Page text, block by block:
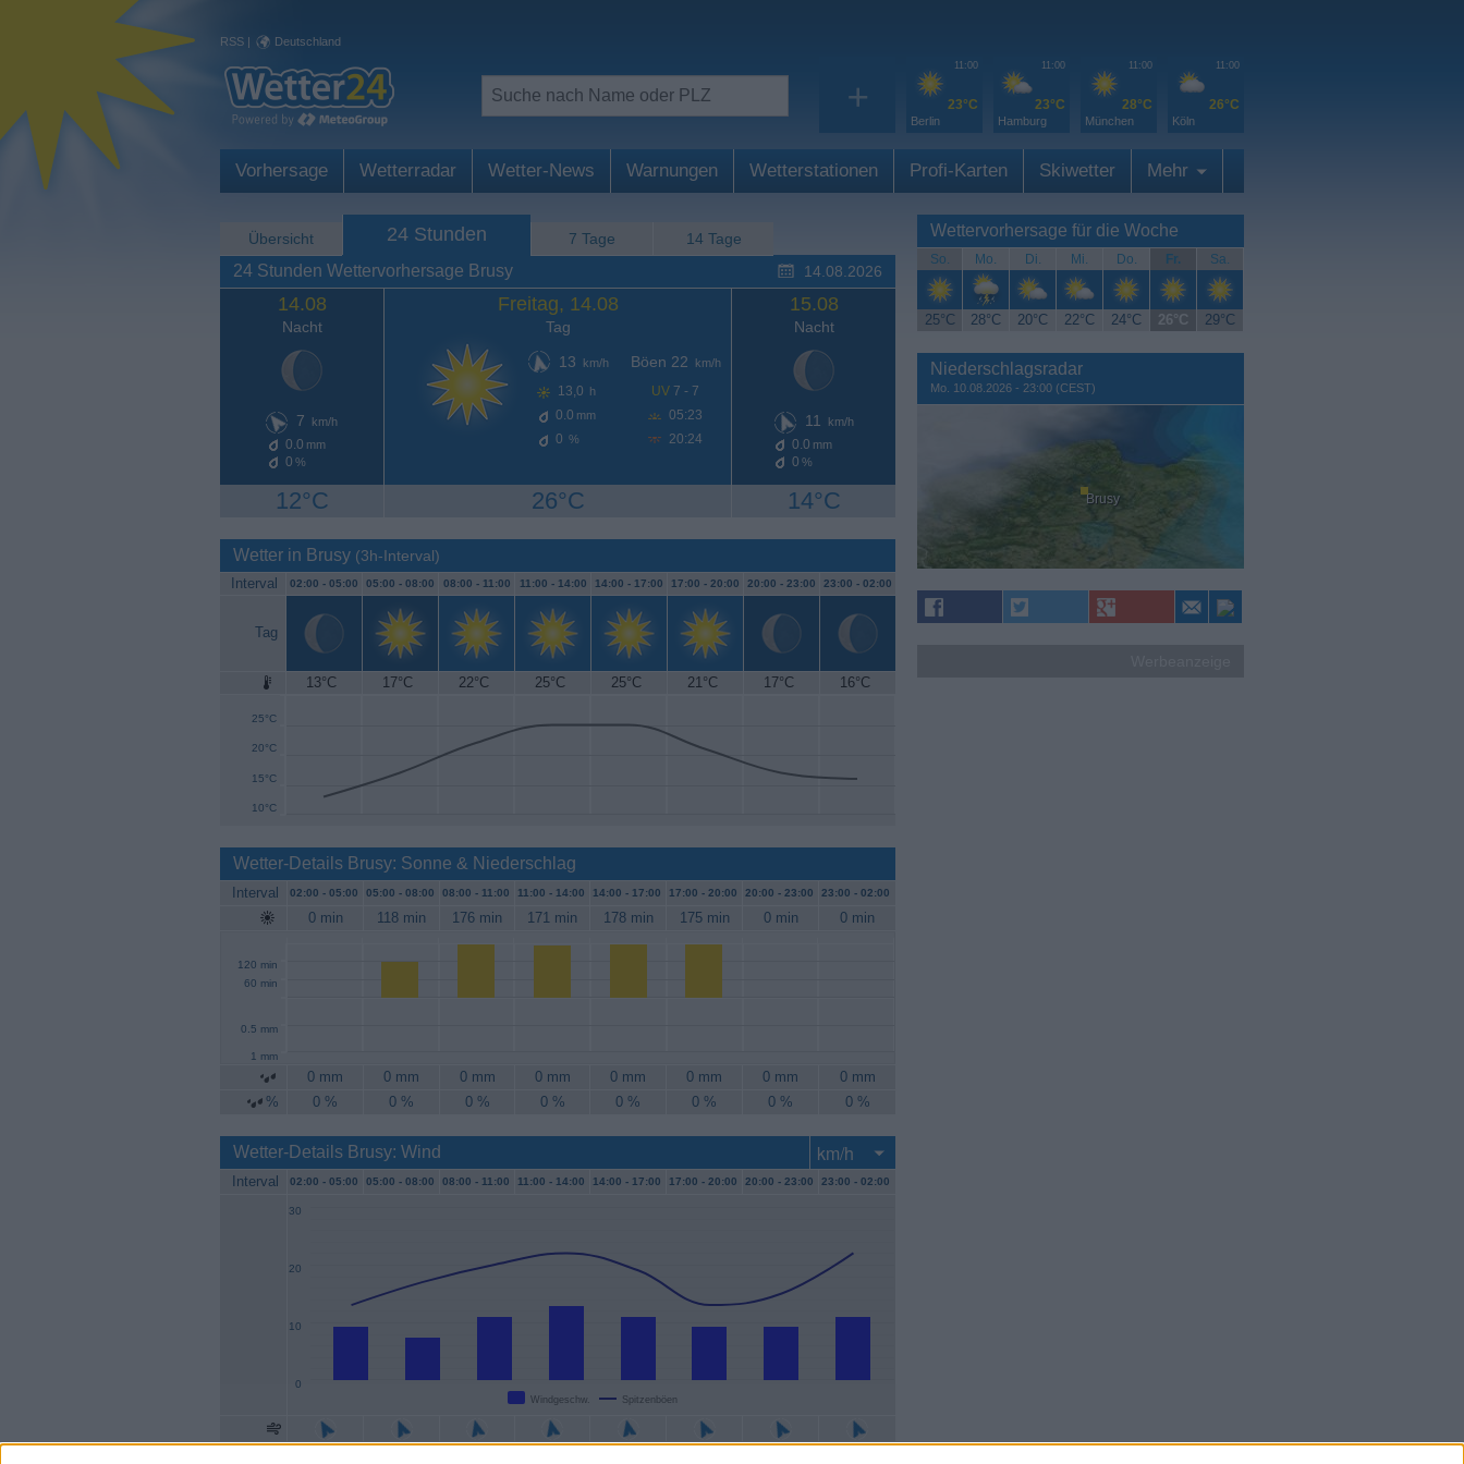
RSS | Deutschland
+
11:00
23°C
Berlin
11:00
23°C
Hamburg
11:00
28°C
München
11:00
26°C
Köln
Vorhersage Wetterradar Wetter-News Warnungen Wetterstationen Profi-Karten Skiwetter Mehr
Übersicht 24 Stunden 7 Tage 14 Tage
24 Stunden Wettervorhersage Brusy 14.08.2026
14.08
Nacht
7 km/h
0.0 mm
0 %
12°C
Freitag, 14.08
Tag
13
km/h
13,0 h
0.0 mm
0 %
Böen 22 km/h
UV 7 - 7
05:23
20:24
26°C
15.08
Nacht
11 km/h
0.0 mm
0 %
14°C
Wetter in Brusy (3h-Interval)
Interval 02:00 - 05:00 05:00 - 08:00 08:00 - 11:00 11:00 - 14:00 14:00 - 17:00 17:00 - 20:00 20:00 - 23:00 23:00 - 02:00
Tag
13°C 17°C 22°C 25°C 25°C 21°C 17°C 16°C
10°C
15°C
20°C
25°C
30°C
Wetter-Details Brusy: Sonne & Niederschlag
Interval 02:00 - 05:00 05:00 - 08:00 08:00 - 11:00 11:00 - 14:00 14:00 - 17:00 17:00 - 20:00 20:00 - 23:00 23:00 - 02:00
0 min 118 min 176 min 171 min 178 min 175 min 0 min 0 min
60 min
120 min
0.5 mm
1 mm
0 mm 0 mm 0 mm 0 mm 0 mm 0 mm 0 mm
0 mm
%
0 % 0 % 0 % 0 % 0 % 0 % 0 % 0 %
Wetter-Details Brusy: Wind
Interval 02:00 - 05:00 05:00 - 08:00 08:00 - 11:00 11:00 - 14:00 14:00 - 17:00 17:00 - 20:00 20:00 - 23:00 23:00 - 02:00
Windgeschw. Spitzenböen
0
10
20
30
Wettervorhersage für die Woche
So. Mo. Di. Mi. Do. Fr. Sa.
25°C 28°C 20°C 22°C 24°C 26°C 29°C
Niederschlagsradar
Mo. 10.08.2026 - 23:00 (CEST)
Brusy